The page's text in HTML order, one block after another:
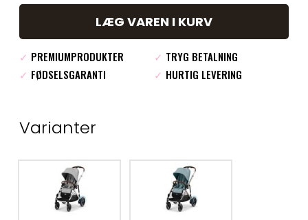
LÆG VAREN I KURV
✓ PREMIUMPRODUKTER ✓ TRYG BETALNING
✓ FØDSELSGARANTI ✓ HURTIG LEVERING
Varianter